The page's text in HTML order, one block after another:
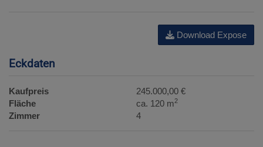
Download Expose
Eckdaten
Kaufpreis
245.000,00 €
Fläche
ca. 120 m2
Zimmer 4